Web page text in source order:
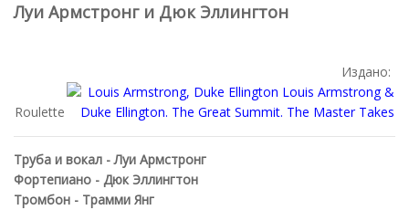
Луи Армстронг и Дюк Эллингтон
Roulette
Издано:
Труба и вокал - Луи Армстронг
Фортепиано - Дюк Эллингтон
Тромбон - Трамми Янг